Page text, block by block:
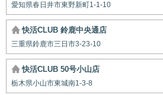
愛知県春日井市東野新町1-1-10
快活CLUB 鈴鹿中央通店
三重県鈴鹿市三日市3-23-10
快活CLUB 50号小山店
栃木県小山市東城南1-3-8